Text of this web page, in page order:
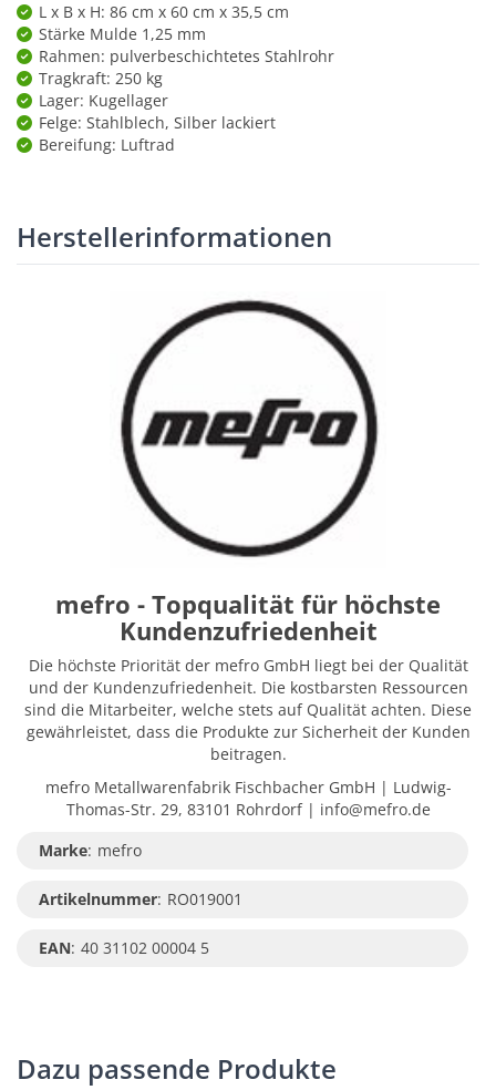
L x B x H: 86 cm x 60 cm x 35,5 cm
Stärke Mulde 1,25 mm
Rahmen: pulverbeschichtetes Stahlrohr
Tragkraft: 250 kg
Lager: Kugellager
Felge: Stahlblech, Silber lackiert
Bereifung: Luftrad
Herstellerinformationen
mefro - Topqualität für höchste
Kundenzufriedenheit
Die höchste Priorität der mefro GmbH liegt bei der Qualität
und der Kundenzufriedenheit. Die kostbarsten Ressourcen
sind die Mitarbeiter, welche stets auf Qualität achten. Diese
gewährleistet, dass die Produkte zur Sicherheit der Kunden
beitragen.
mefro Metallwarenfabrik Fischbacher GmbH | Ludwig-
Thomas-Str. 29, 83101 Rohrdorf | info@mefro.de
Marke: mefro
Artikelnummer: RO019001
EAN: 40 31102 00004 5
Dazu passende Produkte